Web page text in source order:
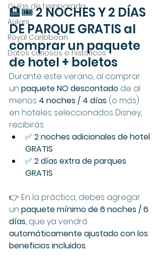
Guías de temporada
Aulani
Royal Caribbean
Datos curiosos e históricos
🏨🎟️ 2 NOCHES Y 2 DÍAS
DE PARQUE GRATIS al
comprar un paquete
de hotel + boletos
Durante este verano, al comprar
un paquete NO descontado de al
menos 4 noches / 4 días (o más)
en hoteles seleccionados Disney,
recibirás:
✅ 2 noches adicionales de hotel
GRATIS
✅ 2 días extra de parques
GRATIS
👉 En la práctica, debes agregar
un paquete mínimo de 6 noches / 6
días, que ya vendrá
automáticamente ajustado con los
beneficios incluidos.